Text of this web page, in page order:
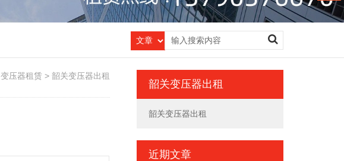
变压器租赁> 韶关变压器出租
韶关变压器出租
韶关变压器出租
近期文章